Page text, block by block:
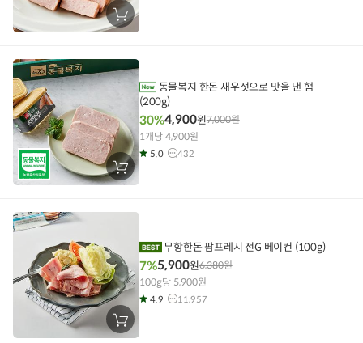
장
바
에
담
기
장
바
에
동물복지 한돈 새우젓으로 맛을 낸 햄
(200g)
30%4,900원7,000원
1개당 4,900원
5.0 432
장
바
무항한돈 팜프레시 전G 베이컨 (100g)
7%5,900원6,380원
100g당 5,900원
4.9 11,957